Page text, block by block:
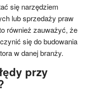
się narzędziem
lub sprzedaży praw
również zauważyć, że
się do budowania
w danej branży.
przy